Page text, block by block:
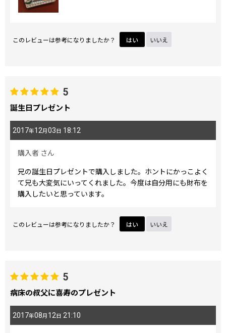
このレビューは参考になりましたか？ はい いいえ
5
誕生日プレゼント
2017年12月 03 日 18:12
購入者 さん
兄の誕生日プレゼントで購入しました。ホントにかっこよく
て兄も大変気にいってくれました。今度は自分用にも財布を
購入したいと思っています。
このレビューは参考になりましたか？ はい いいえ
5
病床の叔父に喜寿のプレゼント
2017年08月 12日 21:10